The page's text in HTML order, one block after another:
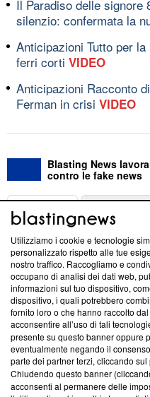
Il Paradiso delle signore
silenzio: confermata la
Anticipazioni Tutto per
ferri corti VIDEO
Anticipazioni Racconto
Ferman in crisi VIDEO
Blasting News
contro le fake news
ABOUT
Questa sezione offre
News, sui nostri processi
creare news di qualità.
‘Trust Project - News with
ancora membro del
parte; Trust Project non ha
conformità agli standard.
Su di noi
Team editoriale
Utilizziamo i cookie e tecnologie
personalizzato rispetto alle tue
nostro traffico. Raccogliamo e
occupano di analisi dei dati web,
informazioni sul tuo dispositivo,
dispositivo, i quali potrebbero
fornito loro o che hanno raccolto
acconsentire all’uso di tali
presente su questo banner oppure
eventualmente negando il
parte dei partner terzi, cliccando sul
Chiudendo questo banner
acconsenti al permanere delle